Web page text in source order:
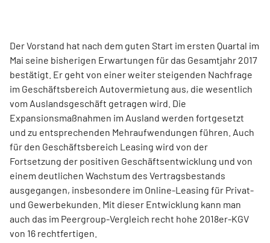
Der Vorstand hat nach dem guten Start im ersten Quartal im
Mai seine bisherigen Erwartungen für das Gesamtjahr 2017
bestätigt. Er geht von einer weiter steigenden Nachfrage
im Geschäftsbereich Autovermietung aus, die wesentlich
vom Auslandsgeschäft getragen wird. Die
Expansionsmaßnahmen im Ausland werden fortgesetzt
und zu entsprechenden Mehraufwendungen führen. Auch
für den Geschäftsbereich Leasing wird von der
Fortsetzung der positiven Geschäftsentwicklung und von
einem deutlichen Wachstum des Vertragsbestands
ausgegangen, insbesondere im Online-Leasing für Privat-
und Gewerbekunden. Mit dieser Entwicklung kann man
auch das im Peergroup-Vergleich recht hohe 2018er-KGV
von 16 rechtfertigen.